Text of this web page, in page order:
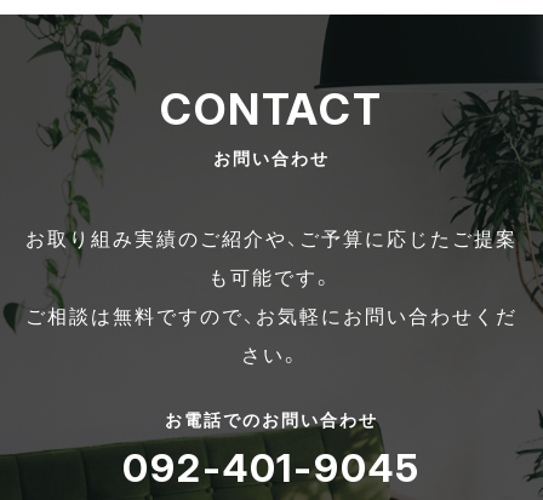
CONTACT
お問い合わせ
お取り組み実績のご紹介や、ご予算に応じたご提案
も可能です。
ご相談は無料ですので、お気軽にお問い合わせくだ
さい。
お電話でのお問い合わせ
092-401-9045